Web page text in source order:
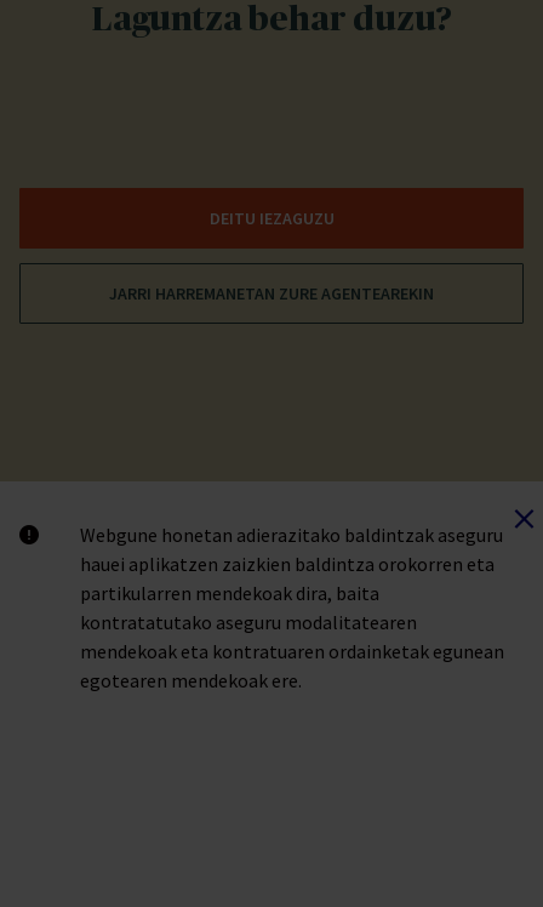
Laguntza behar duzu?
DEITU IEZAGUZU
JARRI HARREMANETAN ZURE AGENTEAREKIN
Webgune honetan adierazitako baldintzak aseguru
hauei aplikatzen zaizkien baldintza orokorren eta
partikularren mendekoak dira, baita
kontratatutako aseguru modalitatearen
mendekoak eta kontratuaren ordainketak egunean
egotearen mendekoak ere.